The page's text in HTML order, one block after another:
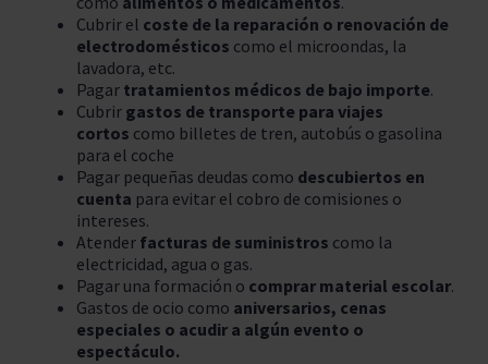
Cubrir el coste de la reparación o renovación de
electrodomésticos como el microondas, la
lavadora, etc.
Pagar tratamientos médicos de bajo importe.
Cubrir gastos de transporte para viajes
cortos como billetes de tren, autobús o gasolina
para el coche
Pagar pequeñas deudas como descubiertos en
cuenta para evitar el cobro de comisiones o
intereses.
Atender facturas de suministros como la
electricidad, agua o gas.
Pagar una formación o comprar material escolar.
Gastos de ocio como aniversarios, cenas
especiales o acudir a algún evento o
espectáculo.